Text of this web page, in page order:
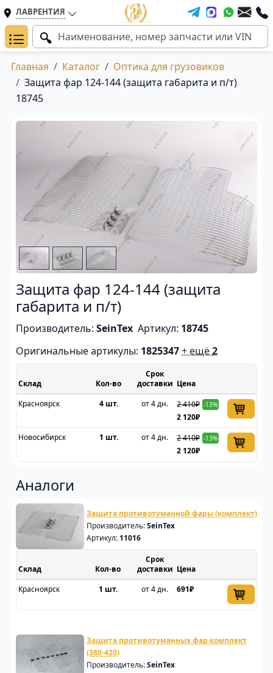
ЛАВРЕНТИЯ
Главная Каталог
Оптика для грузовиков
Защита фар 124-144 (защита габарита и п/т)
18745
Защита фар 124-144 (защита
габарита и п/т)
Производитель: SeinTex Артикул: 18745
Оригинальные артикулы: 1825347+ ещё2
Склад
Срок
доставки Цена
Красноярск
4 шт. от 4 дн. 2 410₽ -13%
2 120₽
Новосибирск
1 шт. от 4 дн. 2 410₽ -13%
2 120₽
Аналоги
Защита противотуманной фары (комплект)
Производитель:SeinTex
Артикул: 11016
Склад
Срок
доставки Цена
Красноярск
1 шт. от 4 дн. 691₽
Защита противотуманных фар комплект
(380-420)
Производитель:SeinTex